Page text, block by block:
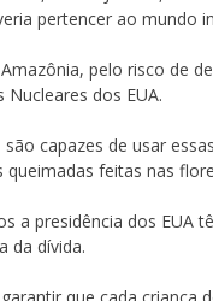
pertencer ao mundo
pelo risco de
dos EUA.
capazes de usar
feitas nas
a presidência dos EUA
da dívida.